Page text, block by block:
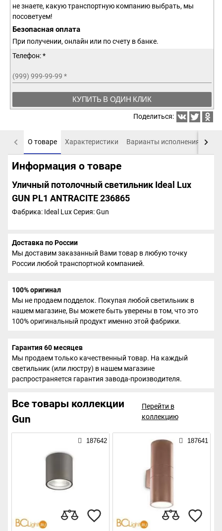
не знаете, какую транспортную компанию выбрать, мы
посоветуем!
Безопасная оплата
При получении, онлайн или по счету в банке.
Телефон: *
(999) 999-99-99 *
КУПИТЬ В ОДИН КЛИК
Поделиться:
О товаре Характеристики Варианты исполнения
Информация о товаре
Уличный потолочный светильник Ideal Lux
GUN PL1 ANTRACITE 236865
Фабрика: Ideal LuxСерия: Gun
Доставка по России
Мы доставим заказанный Вами товар в любую точку
России любой транспортной компанией.
100% оригинал
Мы не продаем подделок. Покупая любой светильник в
нашем магазине, Вы можете быть уверены в том, что это
100% оригинальный продукт именно этой фабрики.
Гарантия 60 месяцев
Мы продаем только качественный товар. На каждый
светильник (или люстру) в нашем магазине
распространяется гарантия завода-производителя.
Все товары коллекции
Gun
Перейти в
коллекцию
187642 187641